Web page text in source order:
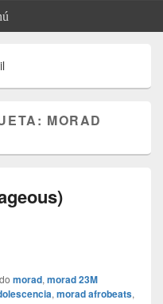
MORAD
morad, morad 23M
, morad afrobeats,